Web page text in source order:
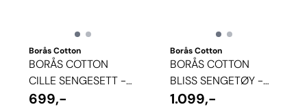
Borås Cotton
BORÅS COTTON
CILLE SENGESETT -
BLÅ
699,-
Borås Cotton
BORÅS COTTON
BLISS SENGETØY -
CHAMPAGNE
1.099,-